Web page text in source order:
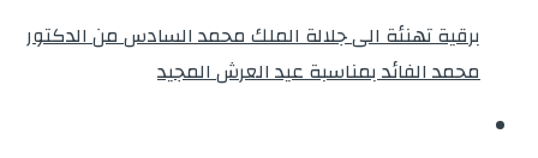
برقية تهنئة الى جلالة الملك محمد السادس من الدكتور
محمد الفائد بمناسبة عيد العرش المجيد